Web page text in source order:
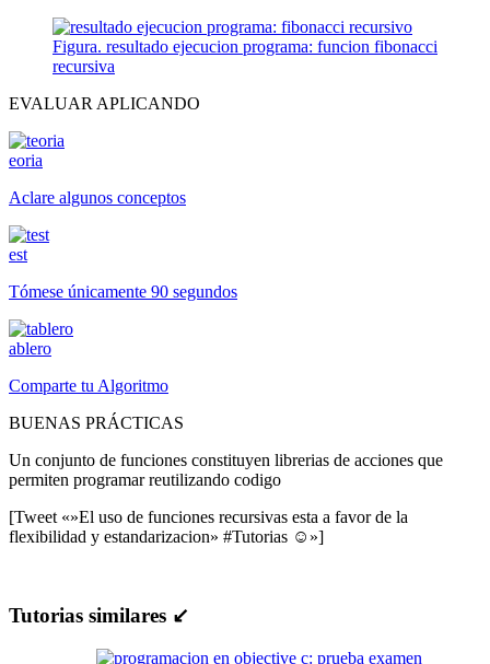
Figura. resultado ejecucion programa: funcion fibonacci
recursiva
EVALUAR APLICANDO
eoria
Aclare algunos conceptos
est
Tómese únicamente 90 segundos
ablero
Comparte tu Algoritmo
BUENAS PRÁCTICAS
Un conjunto de funciones constituyen librerias de acciones que
permiten programar reutilizando codigo
[Tweet «»El uso de funciones recursivas esta a favor de la
flexibilidad y estandarizacion» #Tutorias ☺»]
Tutorias similares ↙